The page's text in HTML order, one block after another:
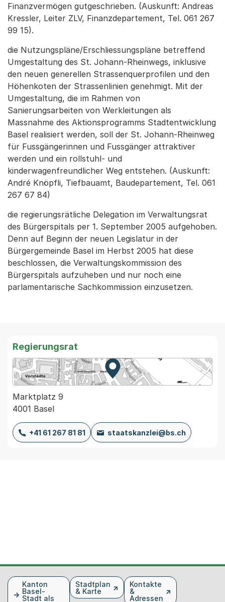
Finanzvermögen gutgeschrieben. (Auskunft: Andreas
Kressler, Leiter ZLV, Finanzdepartement, Tel. 061 267
99 15).
die Nutzungspläne/Erschliessungspläne betreffend
Umgestaltung des St. Johann-Rheinwegs, inklusive
den neuen generellen Strassenquerprofilen und den
Höhenkoten der Strassenlinien genehmigt. Mit der
Umgestaltung, die im Rahmen von
Sanierungsarbeiten von Werkleitungen als
Massnahme des Aktionsprogramms Stadtentwicklung
Basel realisiert werden, soll der St. Johann-Rheinweg
für Fussgängerinnen und Fussgänger attraktiver
werden und ein rollstuhl- und
kinderwagenfreundlicher Weg entstehen. (Auskunft:
André Knöpfli, Tiefbauamt, Baudepartement, Tel. 061
267 67 84)
die regierungsrätliche Delegation im Verwaltungsrat
des Bürgerspitals per 1. September 2005 aufgehoben.
Denn auf Beginn der neuen Legislatur in der
Bürgergemeinde Basel im Herbst 2005 hat diese
beschlossen, die Verwaltungskommission des
Bürgerspitals aufzuheben und nur noch eine
parlamentarische Sachkommission einzusetzen.
Regierungsrat
Zur Karte von MapBS.
Externer Link, wird in einem
Marktplatz 9
4001 Basel
+41 61 267 81 81 staatskanzlei@bs.ch
FusszeileKanton
Basel-
Stadt als
Stadtplan
& Karte
Kontakte
&
Adressen